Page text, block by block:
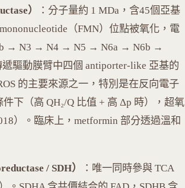
）
：分子量約 1 MDa，含45個亞基
（FMN）位點被氧化，電
→ N3 → N4 → N5 → N6a → N6b →
驅動膜臂中四個 antiporter-like 亞基的
的主要來源之一，特別是在反向電子
下（高 QH₂/Q 比值 + 高 Δp 時），超氧
）。臨床上，metformin 部分透過溫和
/ SDH）
：唯一同時參與 TCA